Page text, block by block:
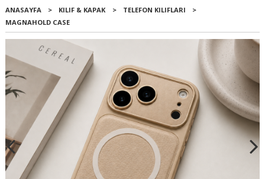
ANASAYFA > KILIF & KAPAK > TELEFON KILIFLARI
>
MAGNAHOLD CASE